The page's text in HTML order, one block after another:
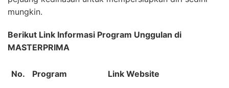
mungkin.
Berikut Link Informasi Program Unggulan di
MASTERPRIMA
No. Program Link Website